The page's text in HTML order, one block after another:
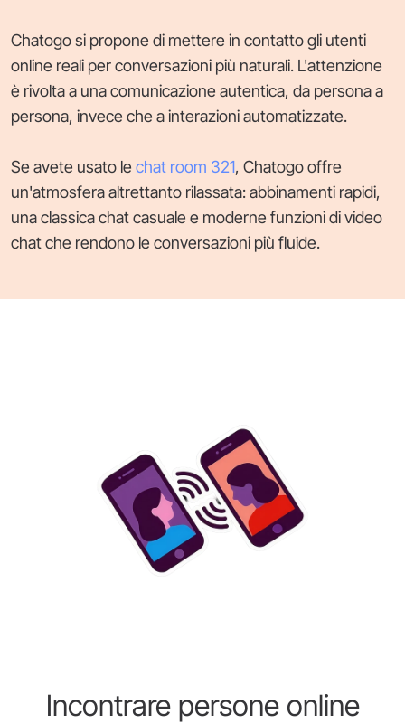
Chatogo si propone di mettere in contatto gli utenti
online reali per conversazioni più naturali. L'attenzione
è rivolta a una comunicazione autentica, da persona a
persona, invece che a interazioni automatizzate.
Se avete usato le chat room 321, Chatogo offre
un'atmosfera altrettanto rilassata: abbinamenti rapidi,
una classica chat casuale e moderne funzioni di video
chat che rendono le conversazioni più fluide.
Incontrare persone online